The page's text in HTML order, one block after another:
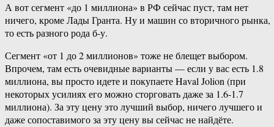
А вот сегмент «до 1 миллиона» в РФ сейчас пуст, там нет
ничего, кроме Лады Гранта. Ну и машин со вторичного рынка,
то есть разного рода б-у.
Сегмент «от 1 до 2 миллионов» тоже не блещет выбором.
Впрочем, там есть очевидные варианты — если у вас есть 1.8
миллиона, вы просто идете и покупаете Haval Jolion (при
некоторых усилиях его можно сторговать даже за 1.6-1.7
миллиона). За эту цену это лучший выбор, ничего лучшего и
даже сопоставимого за эту цену вы сейчас не найдёте.